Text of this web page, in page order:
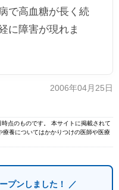
で高血糖が長く続
に障害が現れま
2006年04月25日
点のものです。 本サイトに掲載されて
養についてはかかりつけの医師や医療
プンしました！ ／